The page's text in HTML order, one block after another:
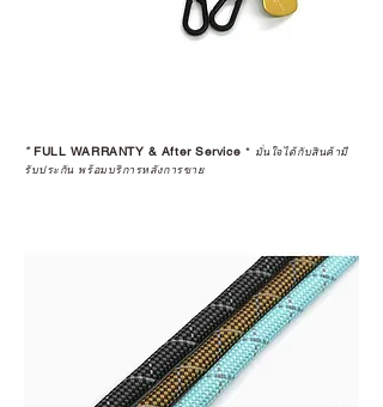
*FULL WARRANTY & After Service * มั่นใจได้กับสินค้ามี
รับประกัน พร้อมบริการหลังการขาย